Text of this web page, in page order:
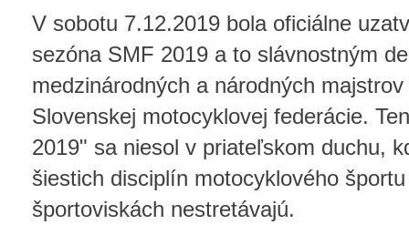
V sobotu 7.12.2019 bola oficiálne
sezóna SMF 2019 a to slávnostným
medzinárodných a národných
Slovenskej motocyklovej federácie.
2019" sa niesol v priateľskom duchu,
šiestich disciplín motocyklového
športoviskách nestretávajú.